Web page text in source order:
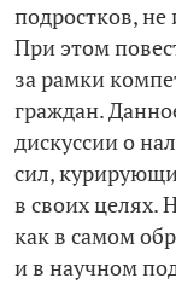
подростков,
При этом
за рамки
граждан.
дискуссии о
сил,
в своих целях.
как в самом
и в научном